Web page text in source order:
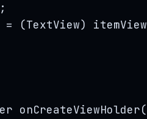
= (TextView) itemView
onCreateViewHolder(